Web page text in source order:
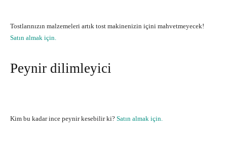
Tostlarınızın malzemeleri artık tost makinenizin içini mahvetmeyecek!
Satın almak için.
Peynir dilimleyici
Kim bu kadar ince peynir kesebilir ki? Satın almak için.